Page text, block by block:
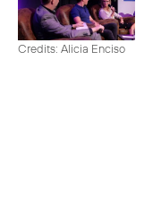
Credits: Alicia Enciso